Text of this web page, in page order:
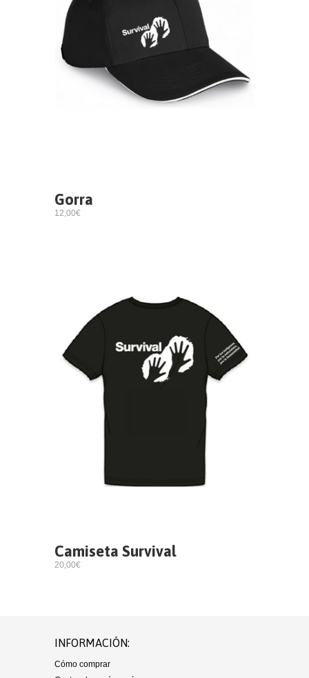
Gorra
12,00€
Camiseta Survival
20,00€
INFORMACIÓN:
Cómo comprar